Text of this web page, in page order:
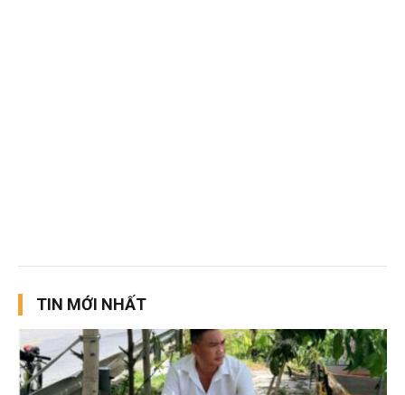
TIN MỚI NHẤT